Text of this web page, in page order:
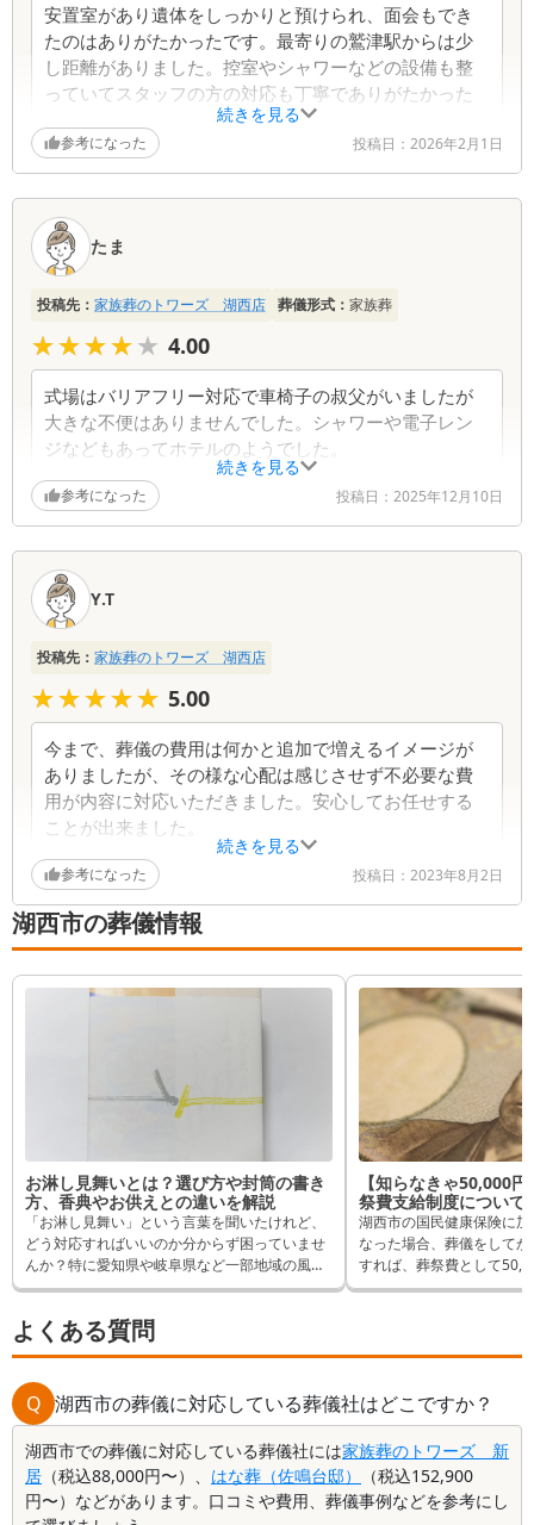
続きを見る
安置室があり遺体をしっかりと預けられ、面会もでき
たのはありがたかったです。最寄りの鷲津駅からは少
し距離がありました。控室やシャワーなどの設備も整
っていてスタッフの方の対応も丁寧でありがたかった
参考になった 投稿日： 2026年2月1日
続きを見る
たま
投稿先： 家族葬のトワーズ 湖西店 葬儀形式： 家族葬
★★★★★
★★★★★ 4.00
式場はバリアフリー対応で車椅子の叔父がいましたが
大きな不便はありませんでした。シャワーや電子レン
ジなどもあってホテルのようでした。
参考になった 投稿日： 2025年12月10日
続きを見る
Y.T
投稿先： 家族葬のトワーズ 湖西店
★★★★★
★★★★★ 5.00
今まで、葬儀の費用は何かと追加で増えるイメージが
ありましたが、その様な心配は感じさせず不必要な費
用が内容に対応いただきました。安心してお任せする
ことが出来ました。
参考になった 投稿日： 2023年8月2日
湖西市の葬儀情報
お淋し見舞いとは？選び方や封筒の書き
方、香典やお供えとの違いを解説
「お淋し見舞い」という言葉を聞いたけれど、
どう対応すればいいのか分からず困っていませ
んか？特に愛知県や岐阜県など一部地域の風習
であるため、初めて耳にした方にとっては戸惑
舞いの基本から、渡し方や書き方、品物選びの
具体例まで、分かりやすく解説します。
【知らなきゃ50,000
祭費支給制度について
湖西市の国民健康保険に
なった場合、葬儀をして
すれば、葬祭費として
できます。 逆に申請しな
は申請方法など詳しく解
よくある質問
Q 湖西市の葬儀に対応している葬儀社はどこですか？
湖西市での葬儀に対応している葬儀社には家族葬のトワーズ 新
居 （税込88,000円〜）、 はな葬（佐鳴台邸）
（税込152,900
円〜）などがあります。口コミや費用、葬儀事例などを参考にし